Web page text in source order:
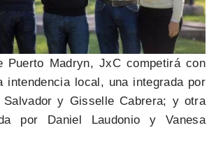
Puerto Madryn, JxC competirá con
intendencia local, una integrada por
y Gisselle Cabrera; y otra
por Daniel Laudonio y Vanesa